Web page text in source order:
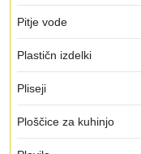
Pitje vode
Plastičn izdelki
Pliseji
Ploščice za kuhinjo